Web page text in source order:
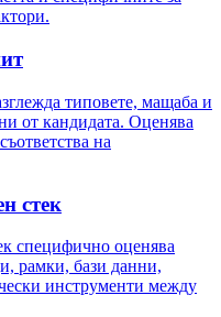
типовете, мащаба и
от кандидата. Оценява
на
стек
специфично оценява
рамки, бази данни,
инструменти между